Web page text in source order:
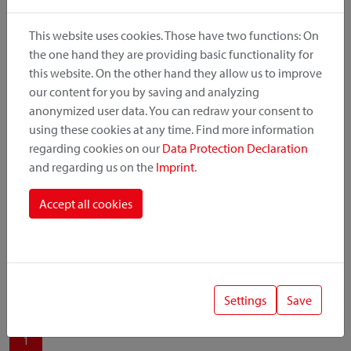
produit, le point de montage et le système de fixation.
Catégorie de produit
Position de montage
Système de fixation
1
This website uses cookies. Those have two functions: On
the one hand they are providing basic functionality for
this website. On the other hand they allow us to improve
our content for you by saving and analyzing
anonymized user data. You can redraw your consent to
using these cookies at any time. Find more information
regarding cookies on our Data Protection Declaration
and regarding us on the Imprint.
Accept all cookies
Settings Save